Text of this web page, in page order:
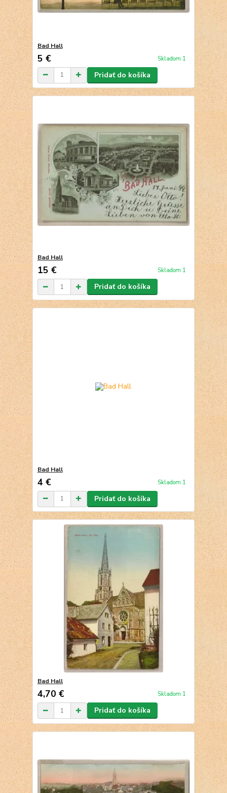
Bad Hall
5 € Skladom 1
Pridať do košíka
Bad Hall
15 € Skladom 1
Pridať do košíka
Bad Hall
4 € Skladom 1
Pridať do košíka
Bad Hall
4,70 € Skladom 1
Pridať do košíka